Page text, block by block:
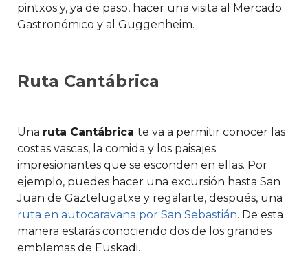
pintxos y, ya de paso, hacer una visita al Mercado
Gastronómico y al Guggenheim.
Ruta Cantábrica
Una ruta Cantábrica te va a permitir conocer las
costas vascas, la comida y los paisajes
impresionantes que se esconden en ellas. Por
ejemplo, puedes hacer una excursión hasta San
Juan de Gaztelugatxe y regalarte, después, una
ruta en autocaravana por San Sebastián. De esta
manera estarás conociendo dos de los grandes
emblemas de Euskadi.